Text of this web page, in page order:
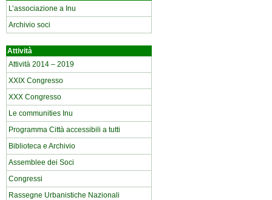
L’associazione a Inu
Archivio soci
Attività
Attività 2014 – 2019
XXIX Congresso
XXX Congresso
Le communities Inu
Programma Città accessibili a tutti
Biblioteca e Archivio
Assemblee dei Soci
Congressi
Rassegne Urbanistiche Nazionali